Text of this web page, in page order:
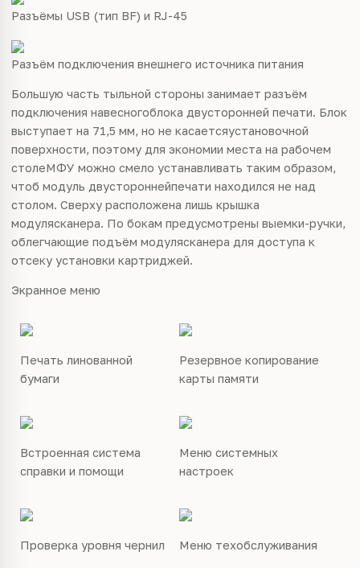
Разъёмы USB (тип BF) и RJ-45
Разъём подключения внешнего источника питания
Большую часть тыльной стороны занимает разъём
подключения навесногоблока двусторонней печати. Блок
выступает на 71,5 мм, но не касаетсяустановочной
поверхности, поэтому для экономии места на рабочем
столеМФУ можно смело устанавливать таким образом,
чтоб модуль двустороннейпечати находился не над
столом. Сверху расположена лишь крышка
модулясканера. По бокам предусмотрены выемки-ручки,
облегчающие подъём модулясканера для доступа к
отсеку установки картриджей.
Экранное меню
Печать линованной
бумаги
Резервное копирование
карты памяти
Встроенная система
справки и помощи
Меню системных
настроек
Проверка уровня чернил Меню техобслуживания